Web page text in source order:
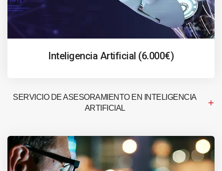
Inteligencia Artificial (6.000€)
SERVICIO DE ASESORAMIENTO EN INTELIGENCIA
ARTIFICIAL